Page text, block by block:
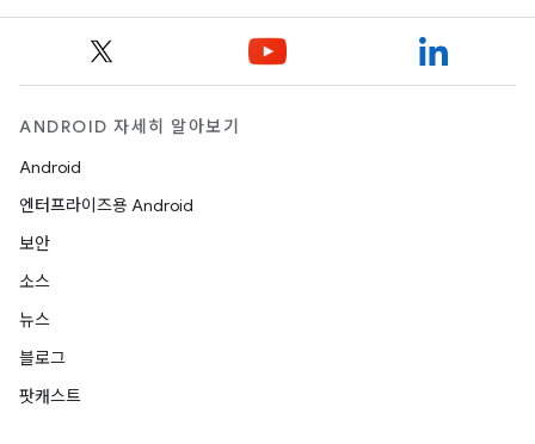
ANDROID 자세히 알아보기
Android
엔터프라이즈용 Android
보안
소스
뉴스
블로그
팟캐스트